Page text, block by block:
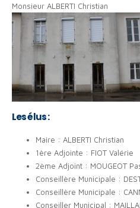
Monsieur ALBERTI Christian
Les élus :
Maire : ALBERTI Christian
1ère Adjointe : FIOT Valérie
2ème Adjoint : MOUGEOT
Conseillère Municipale :
Conseillère Municipale :
Conseiller Municipal :